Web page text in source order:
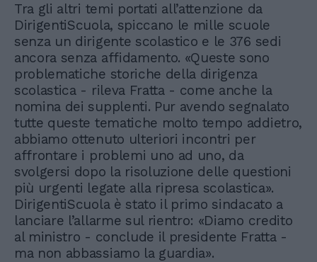
Tra gli altri temi portati all’attenzione da
DirigentiScuola, spiccano le mille scuole
senza un dirigente scolastico e le 376 sedi
ancora senza affidamento. «Queste sono
problematiche storiche della dirigenza
scolastica - rileva Fratta - come anche la
nomina dei supplenti. Pur avendo segnalato
tutte queste tematiche molto tempo addietro,
abbiamo ottenuto ulteriori incontri per
affrontare i problemi uno ad uno, da
svolgersi dopo la risoluzione delle questioni
più urgenti legate alla ripresa scolastica».
DirigentiScuola è stato il primo sindacato a
lanciare l’allarme sul rientro: «Diamo credito
al ministro - conclude il presidente Fratta -
ma non abbassiamo la guardia».